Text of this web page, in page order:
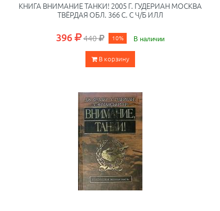
КНИГА ВНИМАНИЕ ТАНКИ! 2005 Г. ГУДЕРИАН МОСКВА
ТВЁРДАЯ ОБЛ. 366 С. С Ч/Б ИЛЛ
396 440 10% В наличии
В корзину